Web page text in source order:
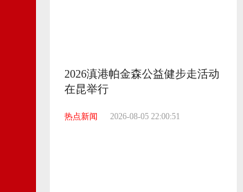
2026滇港帕金森公益健步走活动
在昆举行
热点新闻 2026-08-05 22:00:51